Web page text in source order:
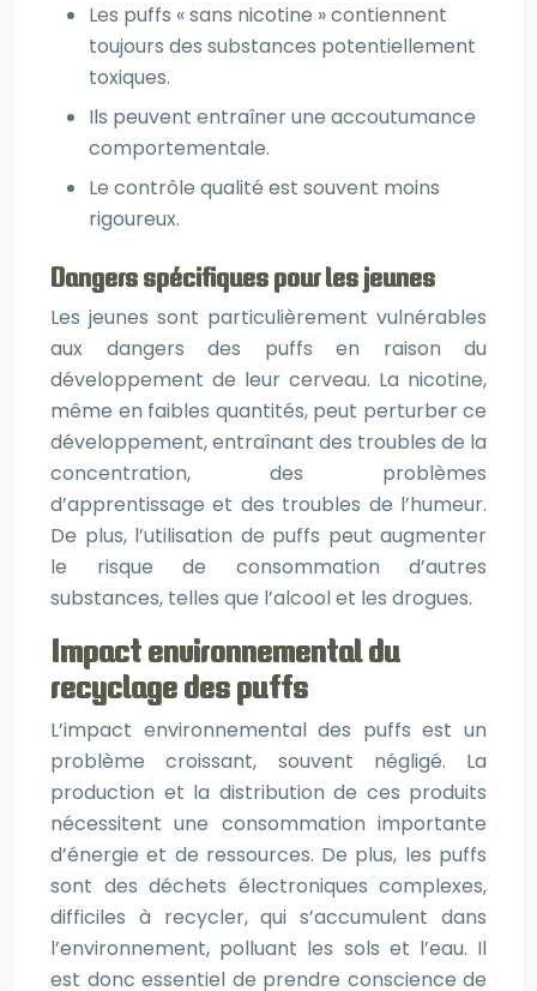
Les puffs « sans nicotine » contiennent
toujours des substances potentiellement
toxiques.
Ils peuvent entraîner une accoutumance
comportementale.
Le contrôle qualité est souvent moins
rigoureux.
Dangers spécifiques pour les jeunes
Les jeunes sont particulièrement vulnérables
aux dangers des puffs en raison du
développement de leur cerveau. La nicotine,
même en faibles quantités, peut perturber ce
développement, entraînant des troubles de la
concentration, des problèmes
d’apprentissage et des troubles de l’humeur.
De plus, l’utilisation de puffs peut augmenter
le risque de consommation d’autres
substances, telles que l’alcool et les drogues.
Impact environnemental du
recyclage des puffs
L’impact environnemental des puffs est un
problème croissant, souvent négligé. La
production et la distribution de ces produits
nécessitent une consommation importante
d’énergie et de ressources. De plus, les puffs
sont des déchets électroniques complexes,
difficiles à recycler, qui s’accumulent dans
l’environnement, polluant les sols et l’eau. Il
est donc essentiel de prendre conscience de